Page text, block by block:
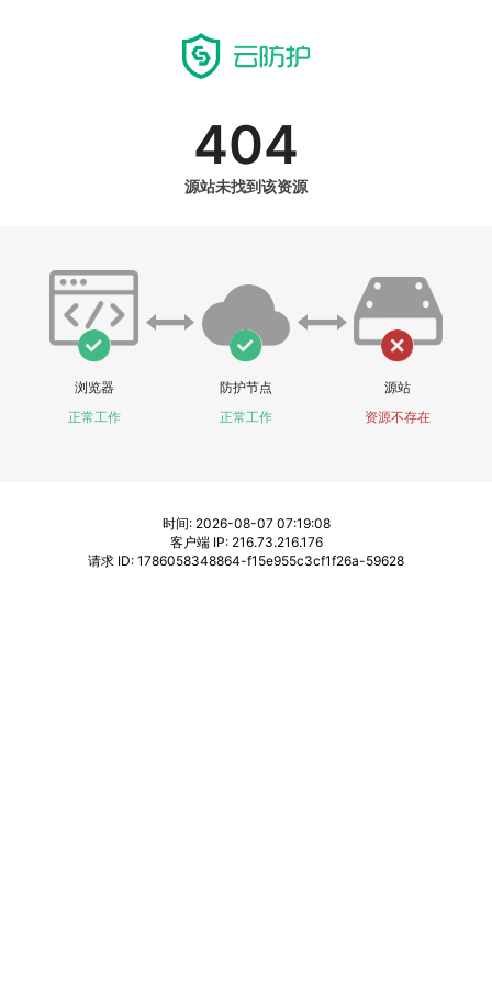
404
源站未找到该资源
浏览器
正常工作
防护节点
正常工作
源站
资源不存在
时间: 2026-08-07 07:19:08
客户端 IP: 216.73.216.176
请求 ID: 1786058348864-f15e955c3cf1f26a-59628